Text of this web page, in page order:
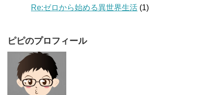
Re:ゼロから始める異世界生活 (1)
ピピのプロフィール